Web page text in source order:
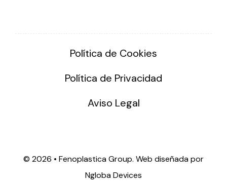
Política de Cookies
Política de Privacidad
Aviso Legal
© 2026 • Fenoplastica Group. Web diseñada por
Ngloba Devices